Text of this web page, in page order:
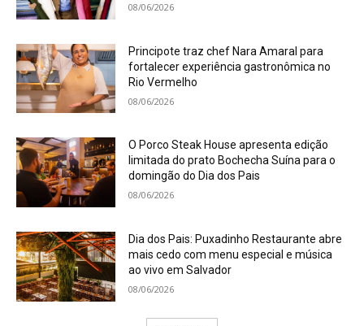
08/06/2026
Principote traz chef Nara Amaral para
fortalecer experiência gastronômica no
Rio Vermelho
08/06/2026
O Porco Steak House apresenta edição
limitada do prato Bochecha Suína para o
domingão do Dia dos Pais
08/06/2026
Dia dos Pais: Puxadinho Restaurante abre
mais cedo com menu especial e música
ao vivo em Salvador
08/06/2026